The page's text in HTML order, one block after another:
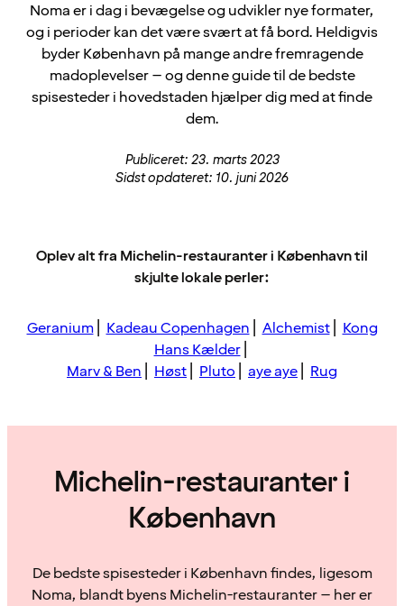
Noma er i dag i bevægelse og udvikler nye formater,
og i perioder kan det være svært at få bord. Heldigvis
byder København på mange andre fremragende
madoplevelser – og denne guide til de bedste
spisesteder i hovedstaden hjælper dig med at finde
dem.
Publiceret: 23. marts 2023
Sidst opdateret: 10. juni 2026
Oplev alt fra Michelin-restauranter i København til
skjulte lokale perler:
Geranium⎜ Kadeau Copenhagen Alchemist⎜ Kong
Hans Kælder⎜
Marv & Ben
Høst Pluto aye aye Rug
Michelin-restauranter i
København
De bedste spisesteder i København findes, ligesom
Noma, blandt byens Michelin-restauranter – her er